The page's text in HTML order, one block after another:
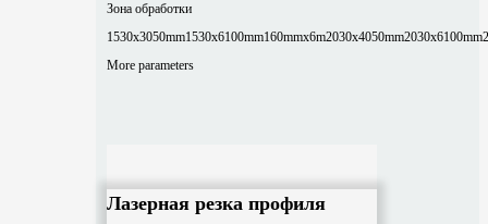
Зона обработки
1530x3050mm1530x6100mm160mmx6m2030x4050mm2030x6100mm
More parameters
Лазерная резка профиля